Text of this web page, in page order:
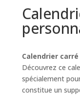
Calendrier
Découvrez ce
spécialement
constitue un